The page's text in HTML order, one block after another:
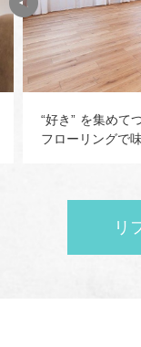
“好き” を集め
フローリングで
リ